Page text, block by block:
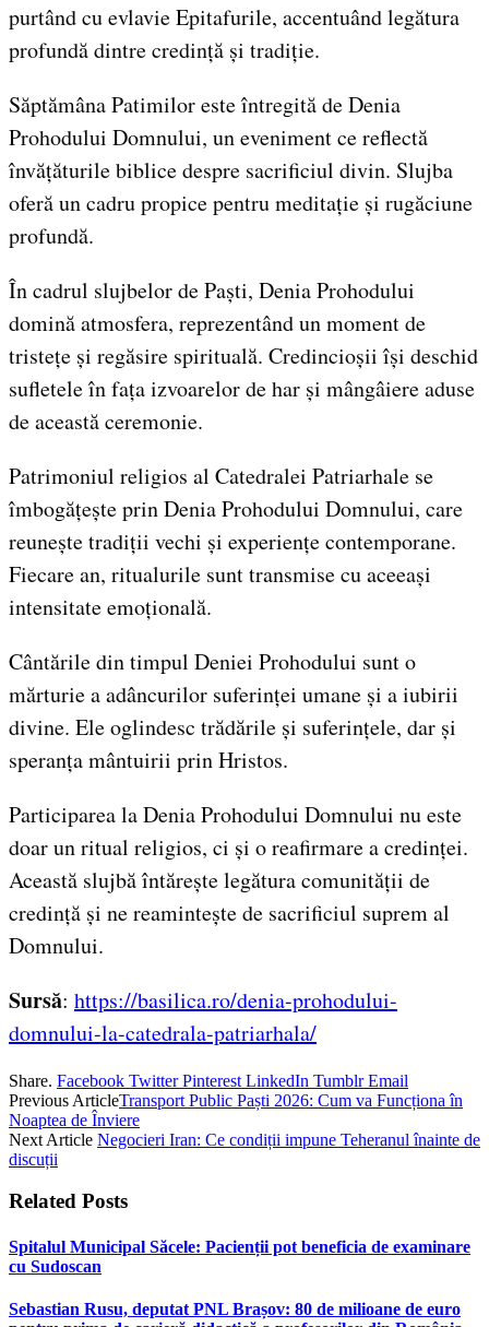
purtând cu evlavie Epitafurile, accentuând legătura
profundă dintre credință și tradiție.
Săptămâna Patimilor este întregită de Denia
Prohodului Domnului, un eveniment ce reflectă
învățăturile biblice despre sacrificiul divin. Slujba
oferă un cadru propice pentru meditație și rugăciune
profundă.
În cadrul slujbelor de Paști, Denia Prohodului
domină atmosfera, reprezentând un moment de
tristețe și regăsire spirituală. Credincioșii își deschid
sufletele în fața izvoarelor de har și mângâiere aduse
de această ceremonie.
Patrimoniul religios al Catedralei Patriarhale se
îmbogățește prin Denia Prohodului Domnului, care
reunește tradiții vechi și experiențe contemporane.
Fiecare an, ritualurile sunt transmise cu aceeași
intensitate emoțională.
Cântările din timpul Deniei Prohodului sunt o
mărturie a adâncurilor suferinței umane și a iubirii
divine. Ele oglindesc trădările și suferințele, dar și
speranța mântuirii prin Hristos.
Participarea la Denia Prohodului Domnului nu este
doar un ritual religios, ci și o reafirmare a credinței.
Această slujbă întărește legătura comunității de
credință și ne reamintește de sacrificiul suprem al
Domnului.
Sursă: https://basilica.ro/denia-prohodului-
domnului-la-catedrala-patriarhala/
Share. Facebook Twitter Pinterest LinkedIn Tumblr Email
Previous ArticleTransport Public Paști 2026: Cum va Funcționa în
Noaptea de Înviere
Next Article Negocieri Iran: Ce condiții impune Teheranul înainte de
discuții
Related Posts
Spitalul Municipal Săcele: Pacienții pot beneficia de examinare
cu Sudoscan
Sebastian Rusu, deputat PNL Brașov: 80 de milioane de euro